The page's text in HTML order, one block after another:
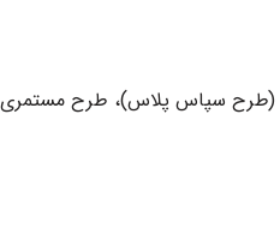
سپاس پلاس)، طرح مستمری